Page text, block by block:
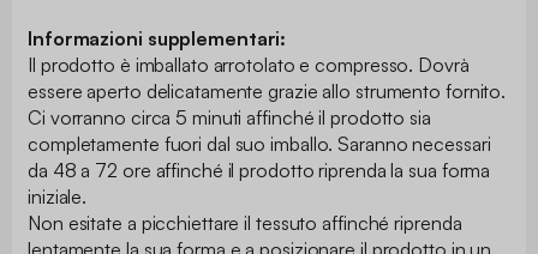
Informazioni supplementari:
Il prodotto è imballato arrotolato e compresso. Dovrà
essere aperto delicatamente grazie allo strumento fornito.
Ci vorranno circa 5 minuti affinché il prodotto sia
completamente fuori dal suo imballo. Saranno necessari
da 48 a 72 ore affinché il prodotto riprenda la sua forma
iniziale.
Non esitate a picchiettare il tessuto affinché riprenda